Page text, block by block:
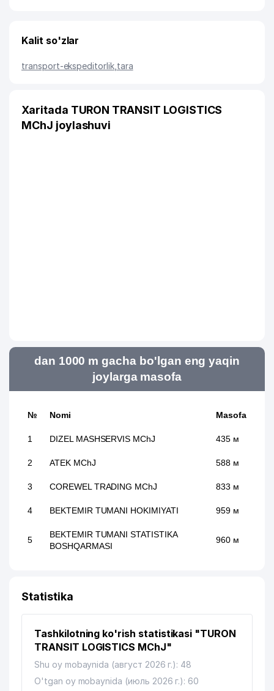
Kalit so'zlar
transport-ekspeditorlik, tara
Xaritada TURON TRANSIT LOGISTICS
MChJ joylashuvi
dan 1000 m gacha bo'lgan eng yaqin
joylarga masofa
№ Nomi Masofa
1 DIZEL MASHSERVIS MChJ 435 м
2 ATEK MChJ 588 м
3 COREWEL TRADING MChJ 833 м
4 BEKTEMIR TUMANI HOKIMIYATI 959 м
5
BEKTEMIR TUMANI STATISTIKA
BOSHQARMASI
960 м
Statistika
Tashkilotning ko'rish statistikasi "TURON
TRANSIT LOGISTICS MChJ"
Shu oy mobaynida (август 2026 г.): 48
O'tgan oy mobaynida (июль 2026 г.): 60